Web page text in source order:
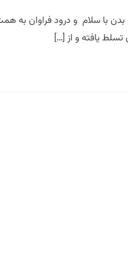
یافته و از […]